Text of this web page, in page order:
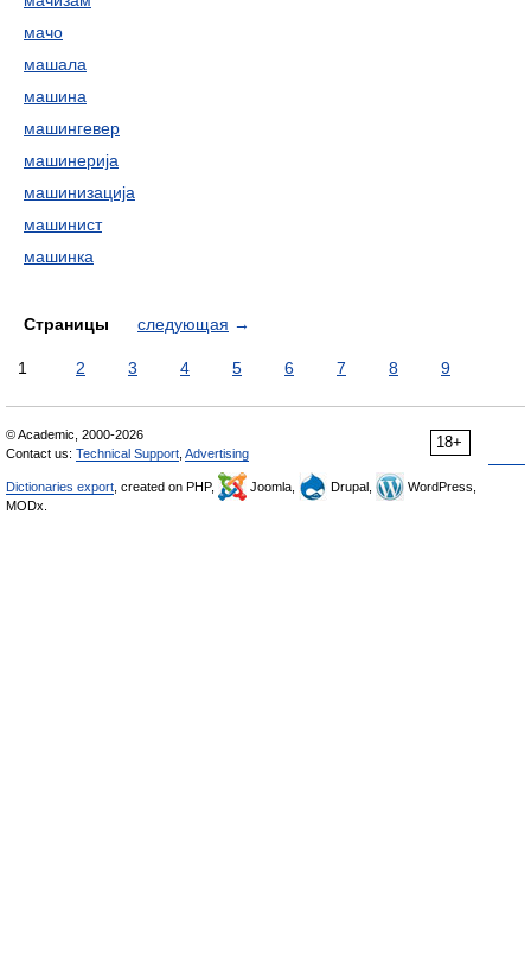
мачо
машала
машина
машингевер
машинерија
машинизација
машинист
машинка
Страницы следующая →
1 2 3 4 5 6 7 8 9
18+
© Academic, 2000-2026
Contact us: Technical Support Advertising
Dictionaries export , created on PHP, Joomla, Drupal,
WordPress,
MODx.